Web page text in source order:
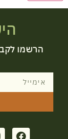
הרשמו